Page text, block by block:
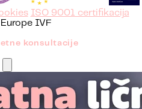
ISO 9001 certifikacija
IVF
konsultacije